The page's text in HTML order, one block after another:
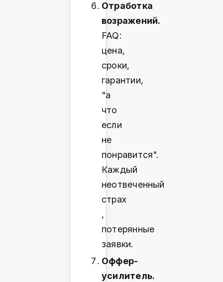
Отработка
возражений.
FAQ:
цена,
сроки,
гарантии,
"а
что
если
не
понравится".
Каждый
неотвеченный
страх
,
потерянные
заявки.
Оффер-
усилитель.